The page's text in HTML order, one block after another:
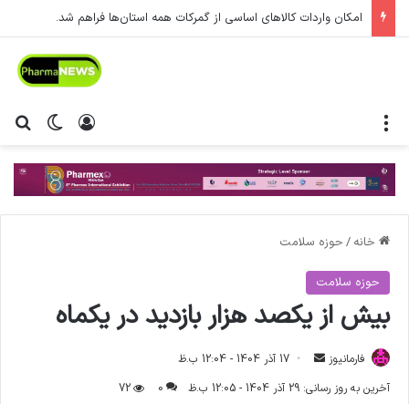
امکان واردات کالاهای اساسی از گمرکات همه استان‌ها فراهم شد.
تغییر ورود
خانه / حوزه سلامت
حوزه سلامت
بیش از یکصد هزار بازدید در یکماه
فارمانیوز
17 آذر 1404 - 12:04 ب.ظ
آخرین به روز رسانی: 29 آذر 1404 - 12:05 ب.ظ
0
72